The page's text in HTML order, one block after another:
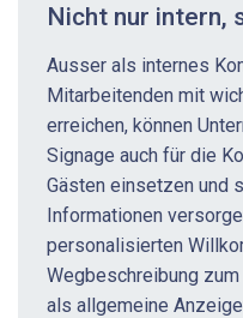
Nicht nur intern,
Ausser als internes
Mitarbeitenden mit
erreichen, können
Signage auch für die
Gästen einsetzen und
Informationen
personalisierten
Wegbeschreibung
als allgemeine